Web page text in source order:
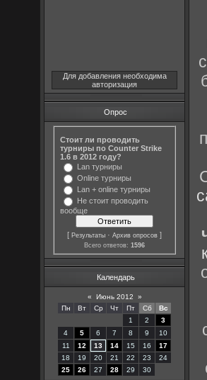
Для добавления необходима
авторизация
Опрос
Стоит ли проводить
турниры по Counter Strike
1.6 в 2012 году?
Lan турниры
Online турниры
Lan + online турниры
Не стоит проводить
вообще
[Результаты ·Архив опросов ]
Всего ответов:1596
Календарь
« Июнь 2012
»
Пн
Вт Ср Чт Пт Сб
Вс
1
2
3
4
5 6 7 8 9
10
11
12 13 14 15 16
17
18
19 20 21 22 23
24
25
26 27 28 29 30